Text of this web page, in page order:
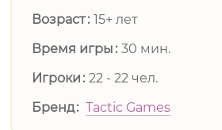
Возраст 15+ лет
Время игры 30 мин.
Игроки 22 - 22 чел.
Бренд
Tactic Games